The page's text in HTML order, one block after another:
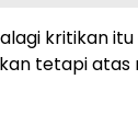
kritikan
tetapi